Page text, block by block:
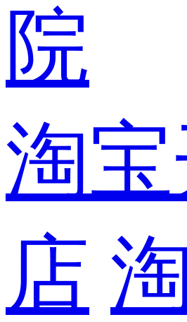
院
淘
店